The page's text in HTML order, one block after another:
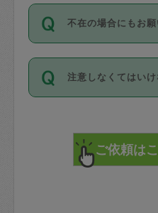
を依頼してくださ
参考
【詳細】タ
写真を撮り、
詳細FAQ：
損害
1. 直前キャンセル
共通）
72時間を超える※
料が発生します。
直前キャンセル料：
72時間前〜24時
「お試し利用」と
せんが、「一回の
とによって、気に
まず、条件の合う
みてください。
その後、一番気に
不在の場合にもお
不在の場合の作業
が必要です。数回
ジさんと依頼者の
てください。
不在時に部屋に入
注意しなくてはい
で、必ず鍵のかか
れて依頼者の責任
けてください。